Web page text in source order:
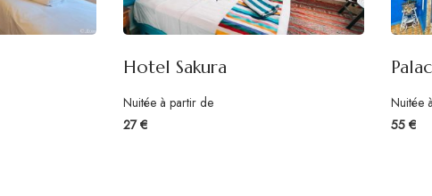
Hotel Sakura
Nuitée à partir de
27 €
Nuitée
55 €